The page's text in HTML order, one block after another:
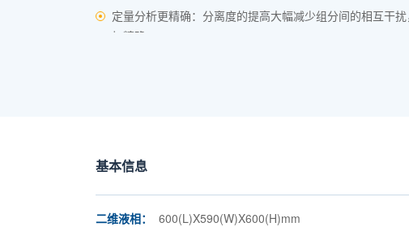
定量分析更精确：分离度的提高大幅减少组分间的相互干
加精确。
基本信息
二维液相：
600(L)X590(W)X600(H)mm